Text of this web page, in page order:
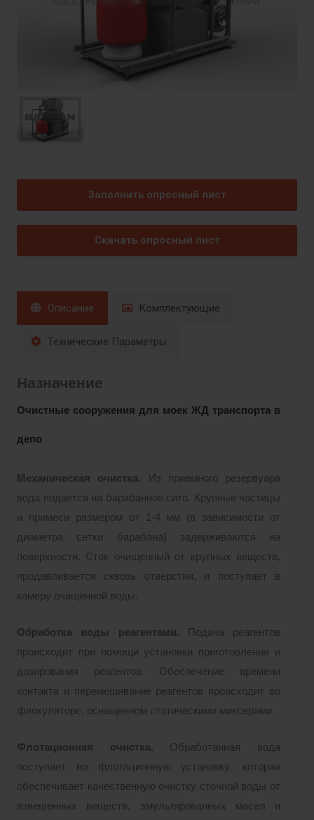
Заполнить опросный лист
Скачать опросный лист
Описание Комплектующие
Технические Параметры
Назначение
Очистные сооружения для моек ЖД транспорта в
депо
Механическая очистка. Из приемного резервуара
вода подается на барабанное сито. Крупные частицы
и примеси размером от 1-4 мм (в зависимости от
диаметра сетки барабана) задерживаются на
поверхности. Сток очищенный от крупных веществ,
продавливается сквозь отверстия, и поступает в
камеру очищенной воды.
Обработка воды реагентами. Подача реагентов
происходит при помощи установки приготовления и
дозирования реагентов. Обеспечение времени
контакта и перемешивание реагентов происходит во
флокуляторе, оснащенном статическими миксерами.
Флотационная очистка. Обработанная вода
поступает во флотационную установку, которая
обеспечивает качественную очистку сточной воды от
взвешенных веществ, эмульгированных масел и